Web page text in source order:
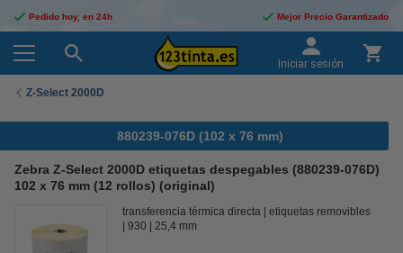
Pedido hoy, en 24h Mejor Precio Garantizado
Iniciar sesión
Z-Select 2000D
880239-076D (102 x 76 mm)
Zebra Z-Select 2000D etiquetas despegables (880239-076D)
102 x 76 mm (12 rollos) (original)
transferencia térmica directa
etiquetas removibles
930
25,4 mm